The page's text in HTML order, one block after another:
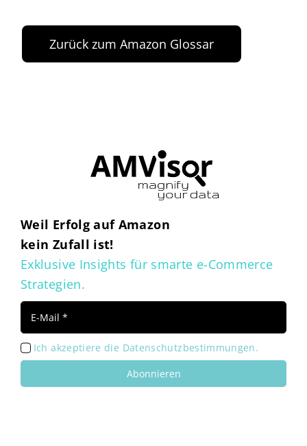
Zurück zum Amazon Glossar
Weil Erfolg auf Amazon
kein Zufall ist!
Exklusive Insights für smarte e-Commerce
Strategien.
Ich akzeptiere die Datenschutzbestimmungen.
Abonnieren